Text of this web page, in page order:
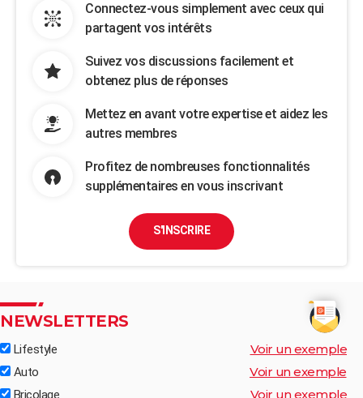
Connectez-vous simplement avec ceux qui
partagent vos intérêts
Suivez vos discussions facilement et
obtenez plus de réponses
Mettez en avant votre expertise et aidez les
autres membres
Profitez de nombreuses fonctionnalités
supplémentaires en vous inscrivant
S'INSCRIRE
NEWSLETTERS
Lifestyle Voir un exemple
Auto Voir un exemple
Bricolage Voir un exemple